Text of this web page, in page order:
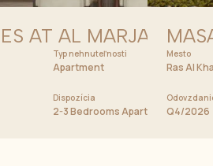
AT AL MARJAN
Typ nehnuteľnosti
Apartment
Dispozícia
2-3 Bedrooms Apartment
Mesto
Ras Al
Q4/2026